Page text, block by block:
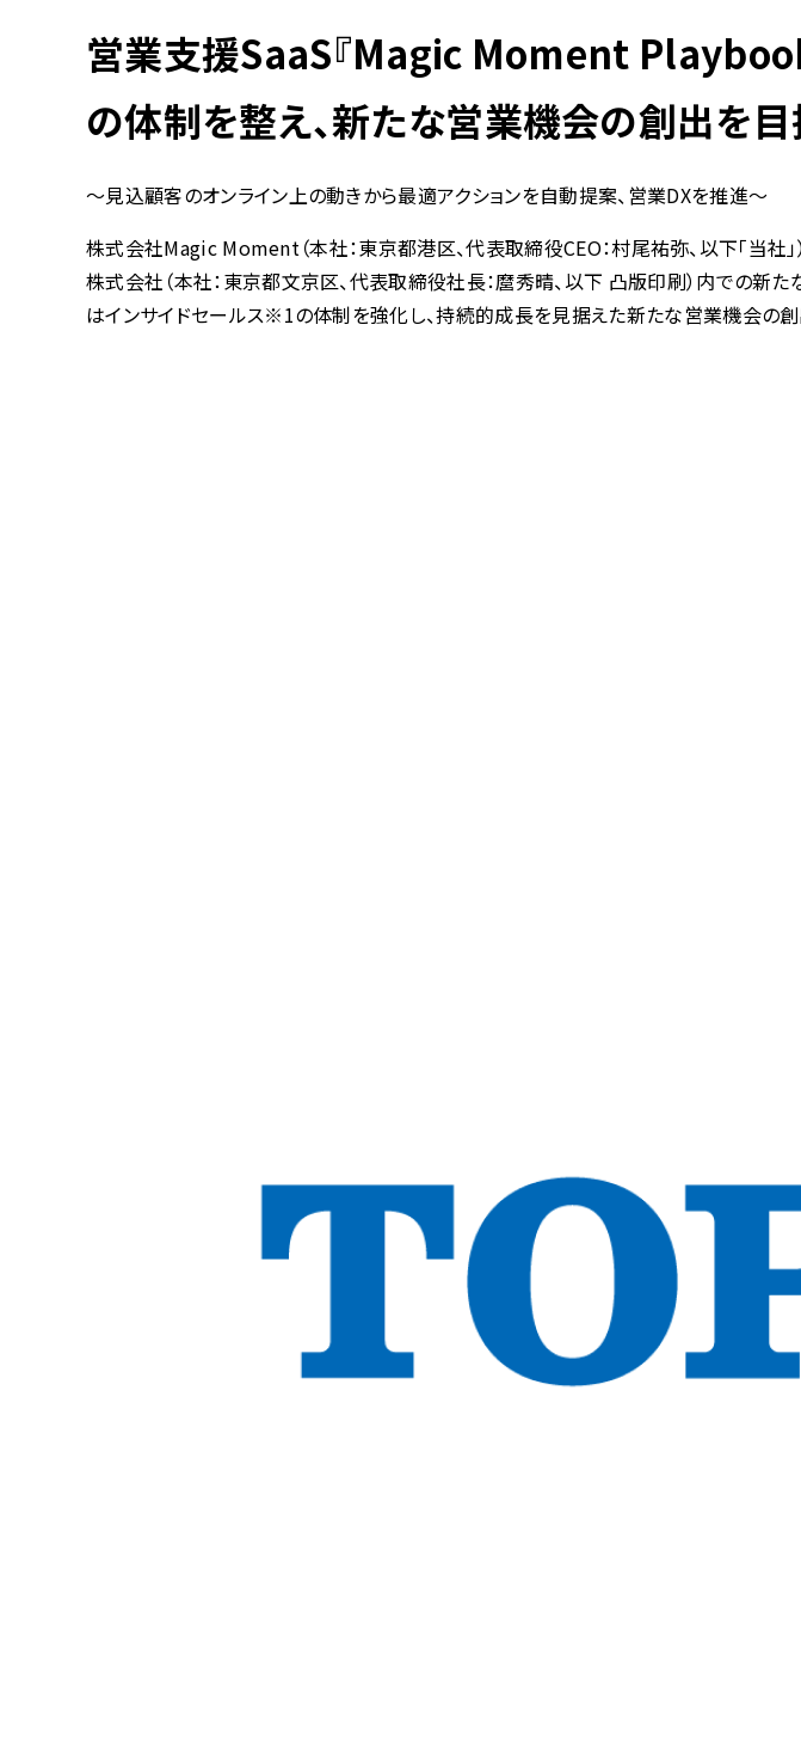
営業支援SaaS『Magic Moment
の体制を整え、新たな営業機会の創出を
〜見込顧客のオンライン上の動きから最適アクションを自動提案、営業DXを推進〜
株式会社Magic Moment（本社：東京都港区、代表取締役CEO：村尾祐弥、以下「当
株式会社（本社：東京都文京区、代表取締役社長：麿秀晴、以下 凸版印刷）内での新
はインサイドセールス※1の体制を強化し、持続的成長を見据えた新たな営業機会の創